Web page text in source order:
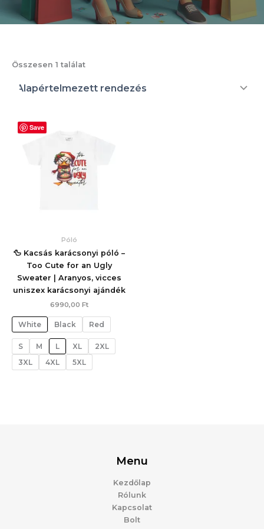
Összesen 1 találat
Save
Póló
🦆 Kacsás karácsonyi póló –
Too Cute for an Ugly
Sweater | Aranyos, vicces
uniszex karácsonyi ajándék
6990,00 Ft
White Black Red
S M L XL
2XL
3XL
4XL 5XL
Menu
Kezdőlap
Rólunk
Kapcsolat
Bolt